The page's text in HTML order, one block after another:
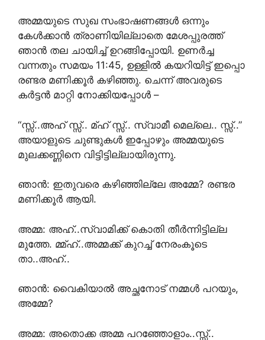
അമ്മയുടെ സുഖ സംഭാഷണങ്ങൾ ഒന്നും
കേൾക്കാൻ ത്രാണിയില്ലാതെ മേശപ്പുരത്ത്
ഞാൻ തല ചായിച്ച് ഉറങ്ങിപ്പോയി. ഉണർച്ച
വന്നതും സമയം 11:45, ഉള്ളിൽ കയറിയിട്ട് ഇപ്പൊ
രണ്ടര മണിക്കൂർ കഴിഞ്ഞു. ചെന്ന് അവരുടെ
കർട്ടൻ മാറ്റി നോക്കിയപ്പോൾ –
“സ്സ്..അഹ് സ്സ്.. മ്ഹ് സ്സ്.. സ്വാമീ മെല്ലെ.. സ്സ്..”
അയാളുടെ ചുണ്ടുകൾ ഇപ്പോഴും അമ്മയുടെ
മുലക്കണ്ണിനെ വിട്ടിട്ടില്ലായിരുന്നു.
ഞാൻ: ഇതുവരെ കഴിഞ്ഞില്ലേ അമ്മേ? രണ്ടര
മണിക്കൂർ ആയി.
അമ്മ: അഹ്..സ്വാമിക്ക് കൊതി തീർന്നിട്ടില്ല
മുത്തേ. മ്മ്ഹ്..അമ്മക്ക് കുറച്ച് നേരംകൂടെ
താ..അഹ്..
ഞാൻ: വൈകിയാൽ അച്ഛനോട് നമ്മൾ പറയും,
അമ്മേ?
അമ്മ: അതൊക്ക അമ്മ പറഞ്ഞോളാം..സ്സ്..